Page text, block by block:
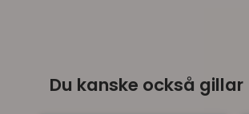
Du kanske också gillar